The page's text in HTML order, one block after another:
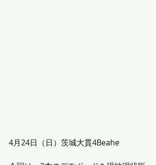
4月24日（日）茨城大貫4Beahe